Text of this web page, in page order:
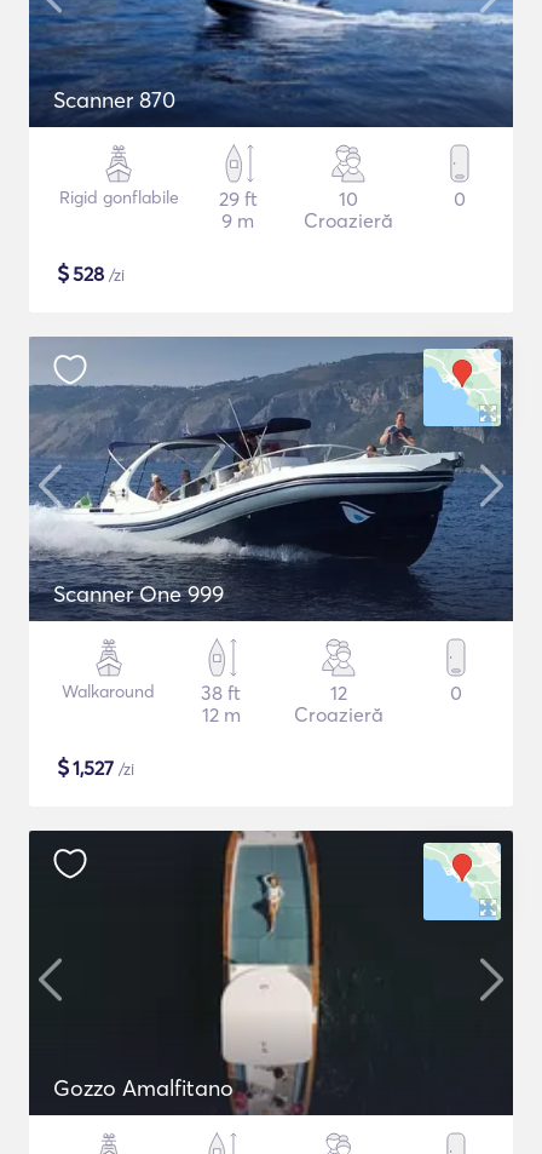
Scanner 870
Rigid gonflabile
29 ft
9 m
10
Croazieră
0
$528 /zi
Scanner One 999
Walkaround
38 ft
12 m
12
Croazieră
0
$1,527 /zi
Gozzo Amalfitano